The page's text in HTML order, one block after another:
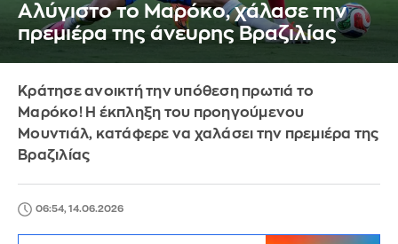
Αλύγιστο το Μαρόκο, χάλασε την
πρεμιέρα της άνευρης Βραζιλίας
Κράτησε ανοικτή την υπόθεση πρωτιά το
Μαρόκο! Η έκπληξη του προηγούμενου
Μουντιάλ, κατάφερε να χαλάσει την πρεμιέρα της
Βραζιλίας
06:54, 14.06.2026